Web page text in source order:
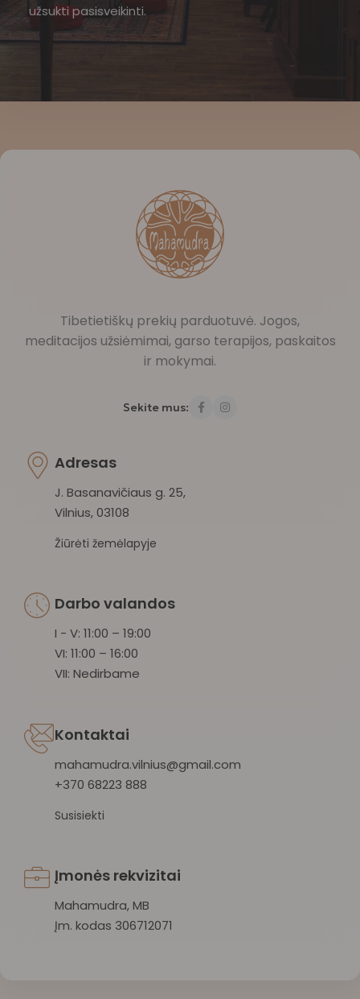
užsukti pasisveikinti.
Tibetietiškų prekių parduotuvė. Jogos,
meditacijos užsiėmimai, garso terapijos, paskaitos
ir mokymai.
Sekite mus:
Adresas
J. Basanavičiaus g. 25,
Vilnius, 03108
Žiūrėti žemėlapyje
Darbo valandos
I - V: 11:00 – 19:00
VI: 11:00 – 16:00
VII: Nedirbame
Kontaktai
mahamudra.vilnius@gmail.com
+370 68223 888
Susisiekti
Įmonės rekvizitai
Mahamudra, MB
Įm. kodas 306712071